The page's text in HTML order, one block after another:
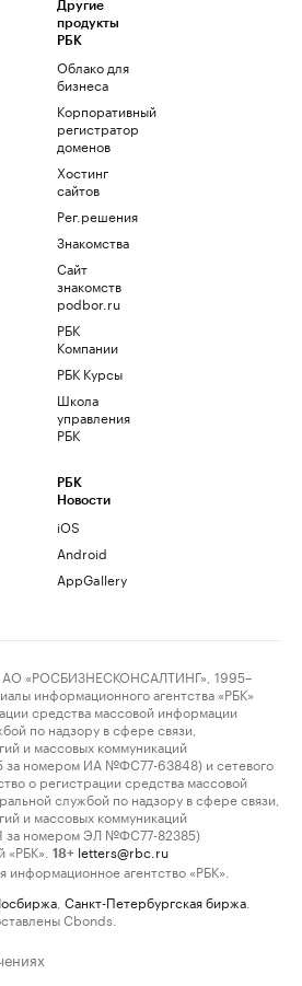
Другие
продукты
РБК
Облако для
бизнеса
Корпоративный
регистратор
доменов
Хостинг
сайтов
Рег.решения
Знакомства
Сайт
знакомств
podbor.ru
РБК
Компании
РБК Курсы
Школа
управления
РБК
РБК
Новости
iOS
Android
AppGallery
«РОСБИЗНЕСКОНСАЛТИНГ», 1995–
информационного агентства «РБК»
средства массовой информации
по надзору в сфере связи,
и массовых коммуникаций
за номером ИА №ФС77-63848) и сетевого
о регистрации средства массовой
службой по надзору в сфере связи,
и массовых коммуникаций
за номером ЭЛ №ФС77-82385)
18+ letters@rbc.ru
информационное агентство «РБК».
Санкт-Петербургская биржа
Cbonds.